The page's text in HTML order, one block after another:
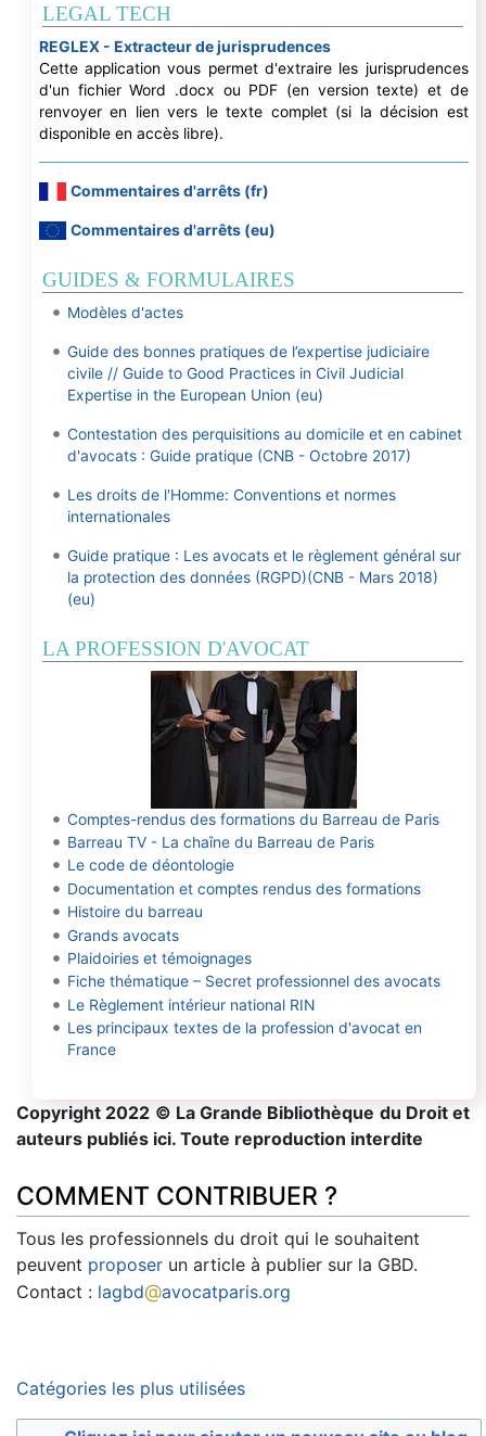
LEGAL TECH
REGLEX - Extracteur de jurisprudences
Cette application vous permet d'extraire les jurisprudences
d'un fichier Word .docx ou PDF (en version texte) et de
renvoyer en lien vers le texte complet (si la décision est
disponible en accès libre).
Commentaires d'arrêts (fr)
Commentaires d'arrêts (eu)
GUIDES & FORMULAIRES
Modèles d'actes
Guide des bonnes pratiques de l’expertise judiciaire
civile // Guide to Good Practices in Civil Judicial
Expertise in the European Union (eu)
Contestation des perquisitions au domicile et en cabinet
d'avocats : Guide pratique (CNB - Octobre 2017)
Les droits de l'Homme: Conventions et normes
internationales
Guide pratique : Les avocats et le règlement général sur
la protection des données (RGPD)(CNB - Mars 2018)
(eu)
LA PROFESSION D'AVOCAT
Comptes-rendus des formations du Barreau de Paris
Barreau TV - La chaîne du Barreau de Paris
Le code de déontologie
Documentation et comptes rendus des formations
Histoire du barreau
Grands avocats
Plaidoiries et témoignages
Fiche thématique – Secret professionnel des avocats
Le Règlement intérieur national RIN
Les principaux textes de la profession d'avocat en
France
Copyright 2022 © La Grande Bibliothèque du Droit et
auteurs publiés ici. Toute reproduction interdite
COMMENT CONTRIBUER ?
Tous les professionnels du droit qui le souhaitent
peuvent proposer un article à publier sur la GBD.
Contact : lagbd@avocatparis.org
Catégories les plus utilisées